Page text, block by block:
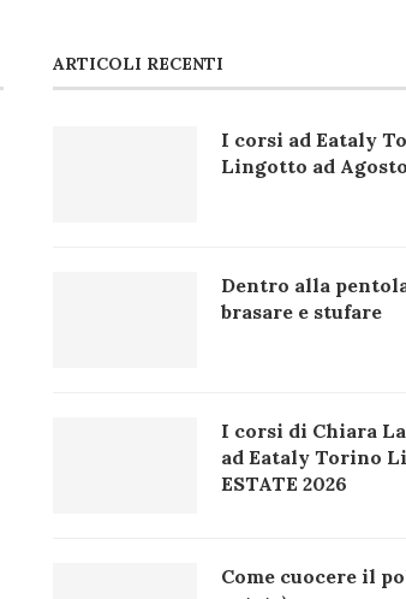
ARTICOLI RECENTI
I corsi ad Eataly
Lingotto ad
Dentro alla
brasare e stufare
I corsi di Chiara
ad Eataly Torino
ESTATE 2026
Come cuocere il